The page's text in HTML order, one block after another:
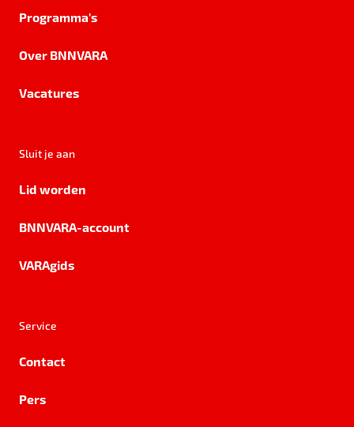
Programma's
Over BNNVARA
Vacatures
Sluit je aan
Lid worden
BNNVARA-account
VARAgids
Service
Contact
Pers